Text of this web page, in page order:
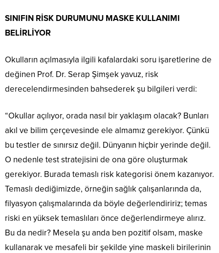
SINIFIN RİSK DURUMUNU MASKE KULLANIMI
BELİRLİYOR
Okulların açılmasıyla ilgili kafalardaki soru işaretlerine de
değinen Prof. Dr. Serap Şimşek yavuz, risk
derecelendirmesinden bahsederek şu bilgileri verdi:
“Okullar açılıyor, orada nasıl bir yaklaşım olacak? Bunları
akıl ve bilim çerçevesinde ele almamız gerekiyor. Çünkü
bu testler de sınırsız değil. Dünyanın hiçbir yerinde değil.
O nedenle test stratejisini de ona göre oluşturmak
gerekiyor. Burada temaslı risk kategorisi önem kazanıyor.
Temaslı dediğimizde, örneğin sağlık çalışanlarında da,
filyasyon çalışmalarında da böyle değerlendiririz; temas
riski en yüksek temaslıları önce değerlendirmeye alırız.
Bu da nedir? Mesela şu anda ben pozitif olsam, maske
kullanarak ve mesafeli bir şekilde yine maskeli birilerinin